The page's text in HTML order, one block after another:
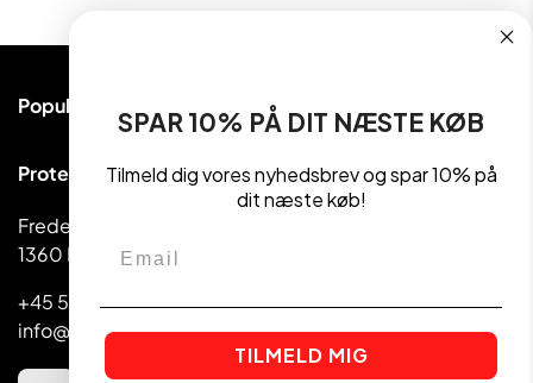
Proteinudsalg ApS
Frederiksborggade 39
1360 København
+45 5810 1080
info@getactive.dk
Populære kategorier
Håndvægte & Vægte
Madvarer
Kettlebell
SPAR 10% PÅ DIT NÆSTE KØB
Tilmeld dig vores nyhedsbrev og spar 10% på
dit næste køb!
TILMELD MIG